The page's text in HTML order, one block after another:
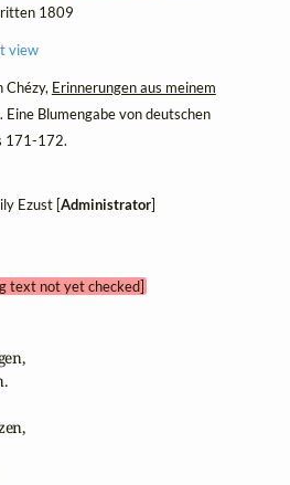
1809
view
Chézy, Erinnerungen aus meinem
Eine Blumengabe von deutschen
171-172.
Ezust [Administrator]
text not yet checked]